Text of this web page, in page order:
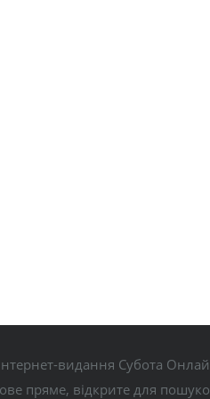
видання Субота
пряме, відкрите для